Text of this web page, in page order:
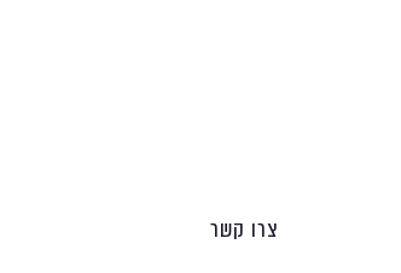
צרו קשר